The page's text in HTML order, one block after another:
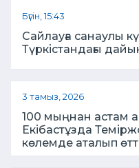
Бүгін, 15:43
Сайлауға санаулы
Түркістандағы
3 тамыз, 2026
100 мыңнан астам
Екібастұзда
көлемде аталып